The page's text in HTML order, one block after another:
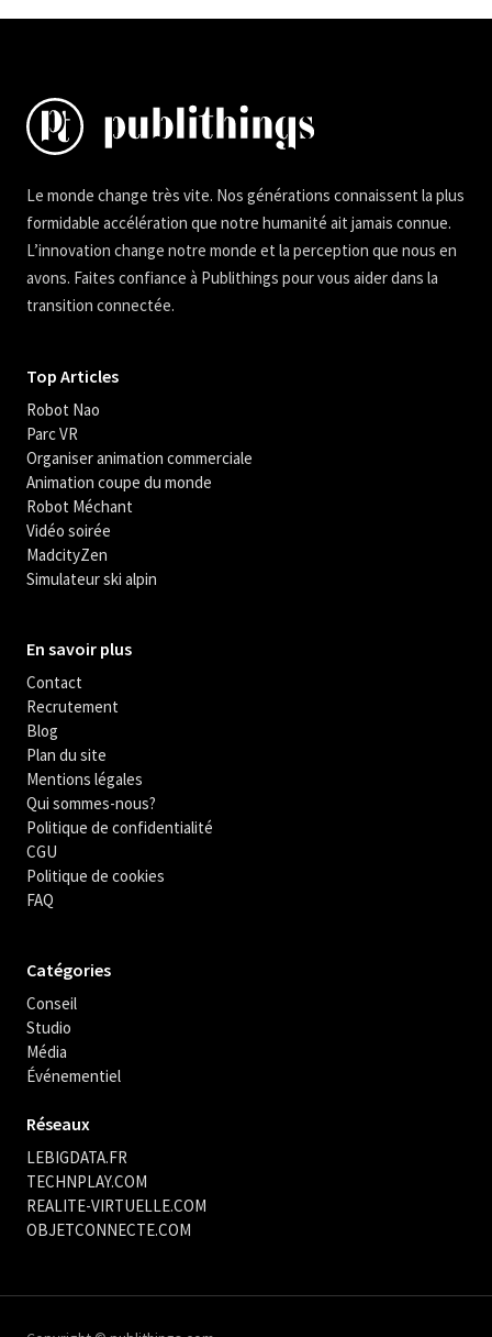
Le monde change très vite. Nos générations connaissent la plus
formidable accélération que notre humanité ait jamais connue.
L’innovation change notre monde et la perception que nous en
avons. Faites confiance à Publithings pour vous aider dans la
transition connectée.
Top Articles
Robot Nao
Parc VR
Organiser animation commerciale
Animation coupe du monde
Robot Méchant
Vidéo soirée
MadcityZen
Simulateur ski alpin
En savoir plus
Contact
Recrutement
Blog
Plan du site
Mentions légales
Qui sommes-nous?
Politique de confidentialité
CGU
Politique de cookies
FAQ
Catégories
Conseil
Studio
Média
Événementiel
Réseaux
LEBIGDATA.FR
TECHNPLAY.COM
REALITE-VIRTUELLE.COM
OBJETCONNECTE.COM